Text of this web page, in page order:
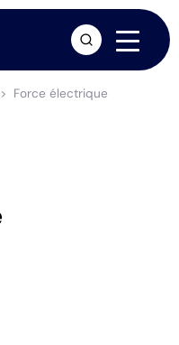
Force électrique
arrow_forward